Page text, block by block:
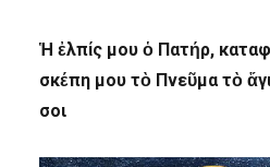
Ἡ ἐλπίς μου ὁ Πατήρ,
σκέπη μου τὸ Πνεῦμα τὸ
σοι